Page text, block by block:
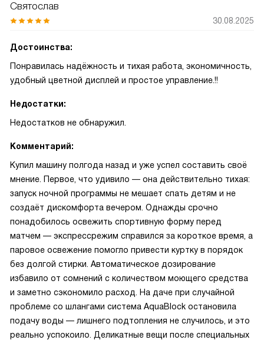
Святослав
30.08.2025
Достоинства:
Понравилась надёжность и тихая работа, экономичность,
удобный цветной дисплей и простое управление.!!
Недостатки:
Недостатков не обнаружил.
Комментарий:
Купил машину полгода назад и уже успел составить своё
мнение. Первое, что удивило — она действительно тихая:
запуск ночной программы не мешает спать детям и не
создаёт дискомфорта вечером. Однажды срочно
понадобилось освежить спортивную форму перед
матчем — экспрессрежим справился за короткое время, а
паровое освежение помогло привести куртку в порядок
без долгой стирки. Автоматическое дозирование
избавило от сомнений с количеством моющего средства
и заметно сэкономило расход. На даче при случайной
проблеме со шлангами система AquaBlock остановила
подачу воды — лишнего подтопления не случилось, и это
реально успокоило. Деликатные вещи после специальных